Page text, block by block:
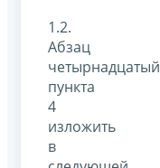
1.2.
Абзац
четырнадцатый
пункта
4
изложить
в